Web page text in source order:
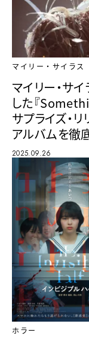
マイリー・サイラス
マイリー・サ
した『
サプライズ・
アルバムを徹
2025.09.26
ホラー